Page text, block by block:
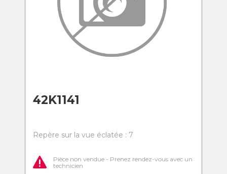
42K1141
Repère sur la vue éclatée : 7
Pièce non vendue - Prenez rendez-vous avec un
technicien